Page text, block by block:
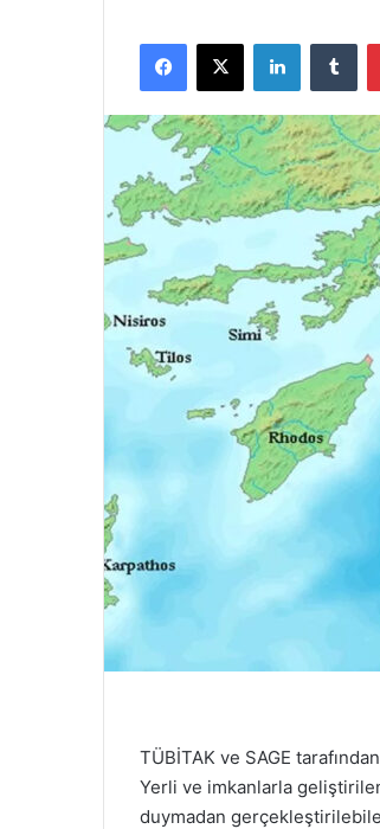
Facebook
X LinkedIn
TÜBİTAK ve SAGE
Yerli ve imkanlarla
duymadan